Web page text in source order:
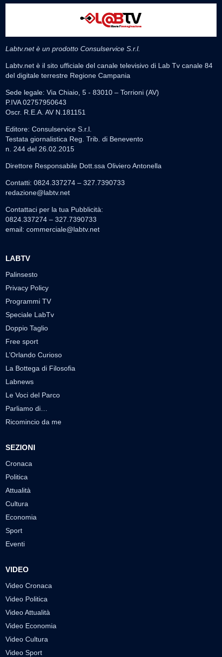
Labtv.net è un prodotto Consulservice S.r.l.
Labtv.net è il sito ufficiale del canale televisivo di Lab Tv canale 84
del digitale terrestre Regione Campania
Sede legale: Via Chiaio, 5 - 83010 – Torrioni (AV)
P.IVA 02757950643
Oscr. R.E.A. AV N.181151
Editore: Consulservice S.r.l.
Testata giornalistica Reg. Trib. di Benevento
n. 244 del 26.02.2015
Direttore Responsabile Dott.ssa Oliviero Antonella
Contatti: 0824.337274 – 327.7390733
redazione@labtv.net
Contattaci per la tua Pubblicità:
0824.337274 – 327.7390733
email: commerciale@labtv.net
LABTV
Palinsesto
Privacy Policy
Programmi TV
Speciale LabTv
Doppio Taglio
Free sport
L’Orlando Curioso
La Bottega di Filosofia
Labnews
Le Voci del Parco
Parliamo di…
Ricomincio da me
SEZIONI
Cronaca
Politica
Attualità
Cultura
Economia
Sport
Eventi
VIDEO
Video Cronaca
Video Politica
Video Attualità
Video Economia
Video Cultura
Video Sport